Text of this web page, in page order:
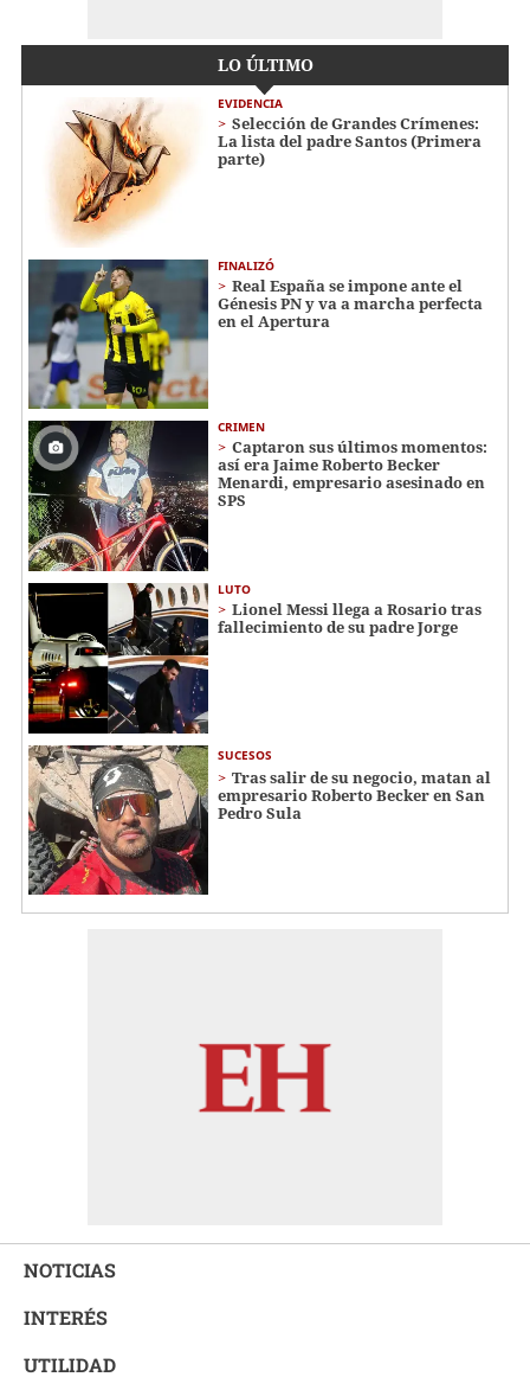
LO ÚLTIMO
EVIDENCIA
Selección de Grandes Crímenes:
La lista del padre Santos (Primera
parte)
FINALIZÓ
Real España se impone ante el
Génesis PN y va a marcha perfecta
en el Apertura
CRIMEN
Captaron sus últimos momentos:
así era Jaime Roberto Becker
Menardi​​​, empresario asesinado en
SPS
LUTO
Lionel Messi llega a Rosario tras
fallecimiento de su padre Jorge
SUCESOS
Tras salir de su negocio, matan al
empresario Roberto Becker en San
Pedro Sula
NOTICIAS
INTERÉS
UTILIDAD